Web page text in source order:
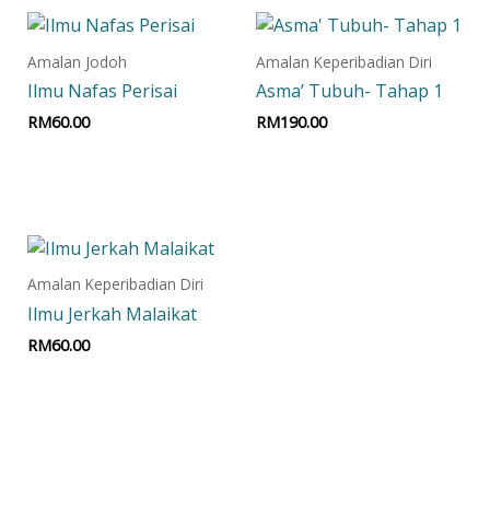
Amalan Jodoh
Ilmu Nafas Perisai
RM60.00
Amalan Keperibadian Diri
Asma’ Tubuh- Tahap 1
RM190.00
Amalan Keperibadian Diri
Ilmu Jerkah Malaikat
RM60.00